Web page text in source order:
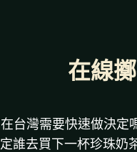
在線
在台灣需要快速做決定
定誰去買下一杯珍珠奶